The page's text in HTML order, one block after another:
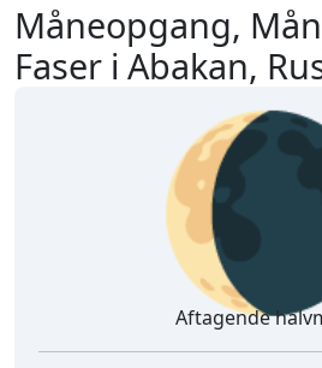
Måneopgang,
Faser i Abakan,
Aftagende